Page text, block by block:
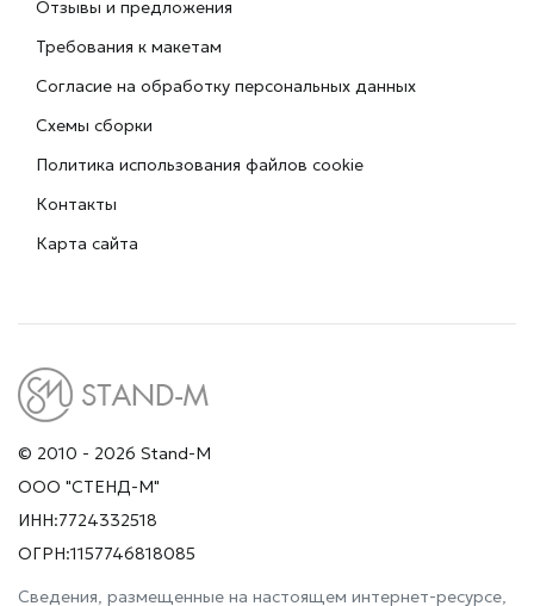
Отзывы и предложения
Требования к макетам
Согласие на обработку персональных данных
Схемы сборки
Политика использования файлов cookie
Контакты
Карта сайта
© 2010 - 2026 Stand-M
ООО "СТЕНД-М"
ИНН:7724332518
ОГРН:1157746818085
Сведения, размещенные на настоящем интернет-ресурсе,